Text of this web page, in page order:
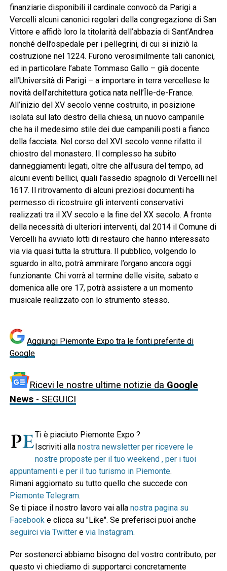
finanziarie disponibili il cardinale convocò da Parigi a
Vercelli alcuni canonici regolari della congregazione di San
Vittore e affidò loro la titolarità dell’abbazia di Sant’Andrea
nonché dell’ospedale per i pellegrini, di cui si iniziò la
costruzione nel 1224. Furono verosimilmente tali canonici,
ed in particolare l’abate Tommaso Gallo – già docente
all’Università di Parigi – a importare in terra vercellese le
novità dell’architettura gotica nata nell’Île-de-France.
All’inizio del XV secolo venne costruito, in posizione
isolata sul lato destro della chiesa, un nuovo campanile
che ha il medesimo stile dei due campanili posti a fianco
della facciata. Nel corso del XVI secolo venne rifatto il
chiostro del monastero. Il complesso ha subito
danneggiamenti legati, oltre che all’usura del tempo, ad
alcuni eventi bellici, quali l’assedio spagnolo di Vercelli nel
1617. Il ritrovamento di alcuni preziosi documenti ha
permesso di ricostruire gli interventi conservativi
realizzati tra il XV secolo e la fine del XX secolo. A fronte
della necessità di ulteriori interventi, dal 2014 il Comune di
Vercelli ha avviato lotti di restauro che hanno interessato
via via quasi tutta la struttura. Il pubblico, volgendo lo
sguardo in alto, potrà ammirare l’organo ancora oggi
funzionante. Chi vorrà al termine delle visite, sabato e
domenica alle ore 17, potrà assistere a un momento
musicale realizzato con lo strumento stesso.
Aggiungi Piemonte Expo tra le fonti preferite di
Google
Ricevi le nostre ultime notizie da Google
News- SEGUICI
Ti è piaciuto Piemonte Expo ?
Iscriviti alla nostra newsletter per ricevere le
nostre proposte per il tuo weekend , per i tuoi
appuntamenti e per il tuo turismo in Piemonte.
Rimani aggiornato su tutto quello che succede con
Piemonte Telegram.
Se ti piace il nostro lavoro vai alla nostra pagina su
Facebooke clicca su "Like". Se preferisci puoi anche
seguirci via Twittere via Instagram.
Per sostenerci abbiamo bisogno del vostro contributo, per
questo vi chiediamo di supportarci concretamente